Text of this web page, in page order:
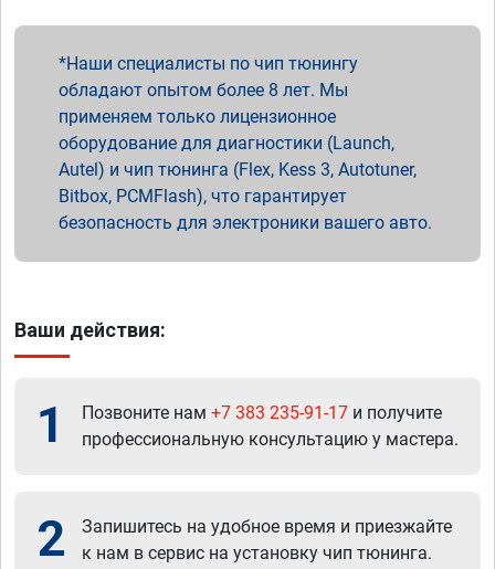
Наши специалисты по чип тюнингу
обладают опытом более 8 лет. Мы
применяем только лицензионное
оборудование для диагностики (Launch,
Autel) и чип тюнинга (Flex, Kess 3, Autotuner,
Bitbox, PCMFlash), что гарантирует
безопасность для электроники вашего авто.
Ваши действия:
1 Позвоните нам +7 383 235-91-17 и получите
профессиональную консультацию у мастера.
2
Запишитесь на удобное время и приезжайте
к нам в сервис на установку чип тюнинга.